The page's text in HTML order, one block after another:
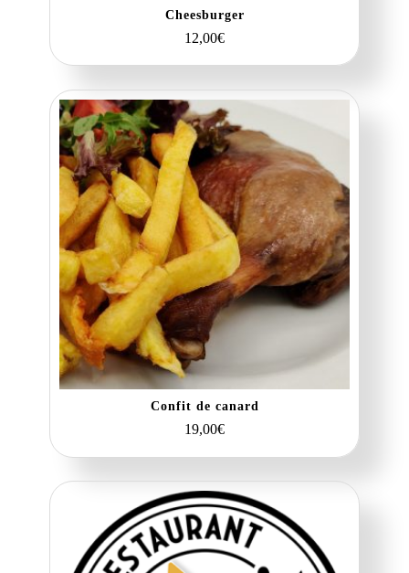
Cheesburger
12,00€
Confit de canard
19,00€